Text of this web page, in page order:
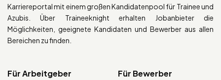
Karriereportal mit einem großen Kandidatenpool für Trainee und
Azubis. Über Traineeknight erhalten Jobanbieter die
Möglichkeiten, geeignete Kandidaten und Bewerber aus allen
Bereichen zu finden.
Für Arbeitgeber Für Bewerber